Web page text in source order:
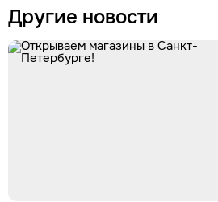
Другие новости